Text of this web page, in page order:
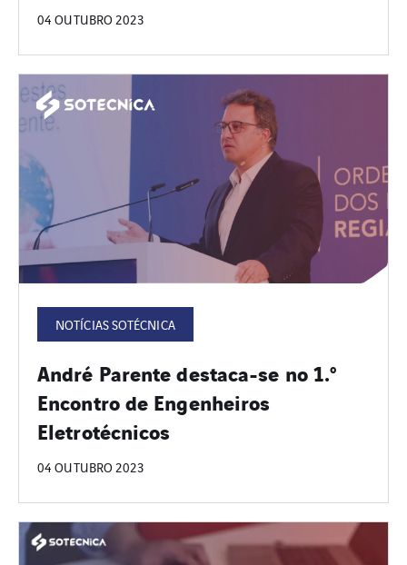
04 OUTUBRO 2023
NOTÍCIAS SOTÉCNICA
André Parente destaca-se no 1.º
Encontro de Engenheiros
Eletrotécnicos
04 OUTUBRO 2023